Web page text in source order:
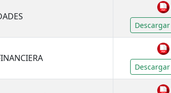
Descargar
Descargar